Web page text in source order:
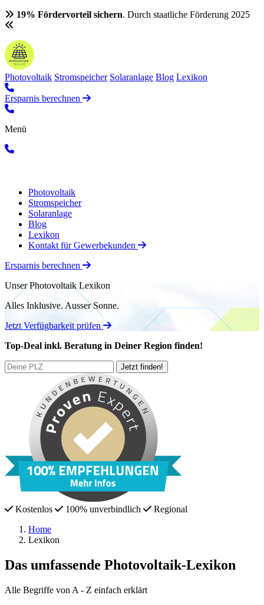
19% Fördervorteil sichern. Durch staatliche Förderung 2025
Photovoltaik Stromspeicher Solaranlage Blog Lexikon
Ersparnis berechnen
Menü
Photovoltaik
Stromspeicher
Solaranlage
Blog
Lexikon
Kontakt für Gewerbekunden
Ersparnis berechnen
Unser Photovoltaik Lexikon
Alles Inklusive. Ausser Sonne.
Jetzt Verfügbarkeit prüfen
Top-Deal inkl. Beratung in Deiner Region finden!
Kostenlos 100% unverbindlich
Regional
Home
Lexikon
Das umfassende Photovoltaik-Lexikon
Alle Begriffe von A - Z einfach erklärt